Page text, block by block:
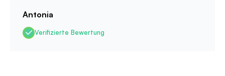
Antonia
Verifizierte Bewertung